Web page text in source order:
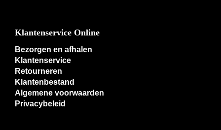
Klantenservice Online
Bezorgen en afhalen
Klantenservice
Retourneren
Klantenbestand
Algemene voorwaarden
Privacybeleid